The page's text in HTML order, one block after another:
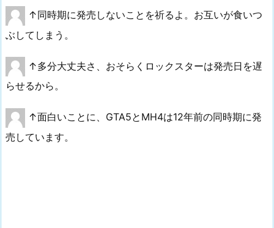
↑同時期に発売しないことを祈るよ。お互いが食いつ
ぶしてしまう。
↑多分大丈夫さ、おそらくロックスターは発売日を遅
らせるから。
↑面白いことに、GTA5とMH4は12年前の同時期に発
売しています。